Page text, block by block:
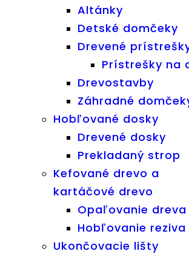
Altánky
Detské domčeky
Drevené
Prístrešky na
Drevostavby
Záhradné
Hobľované dosky
Drevené dosky
Prekladaný strop
Kefované drevo a
kartáčové drevo
Opaľovanie dreva
Hobľovanie reziva
Ukončovacie lišty